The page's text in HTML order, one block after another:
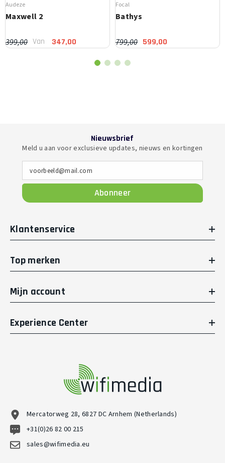
Audeze
Maxwell 2
399,00 Van 347,00
Focal
Bathys
799,00 599,00
Nieuwsbrief
Meld u aan voor exclusieve updates, nieuws en kortingen
voorbeeld@mail.com
Abonneer
Klantenservice
Top merken
Mijn account
Experience Center
Mercatorweg 28, 6827 DC Arnhem (Netherlands)
+31(0)26 82 00 215
sales@wifimedia.eu